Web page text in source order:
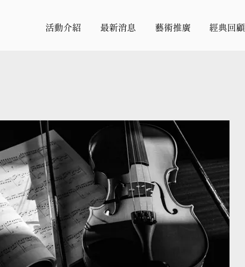
活動介紹 最新消息 藝術推廣 經典回顧